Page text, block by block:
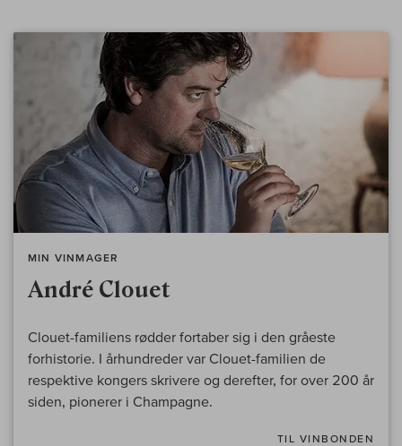
MIN VINMAGER
André Clouet
Clouet-familiens rødder fortaber sig i den gråeste
forhistorie. I århundreder var Clouet-familien de
respektive kongers skrivere og derefter, for over 200 år
siden, pionerer i Champagne.
TIL VINBONDEN